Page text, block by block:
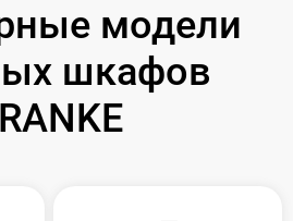
модели
шкафов